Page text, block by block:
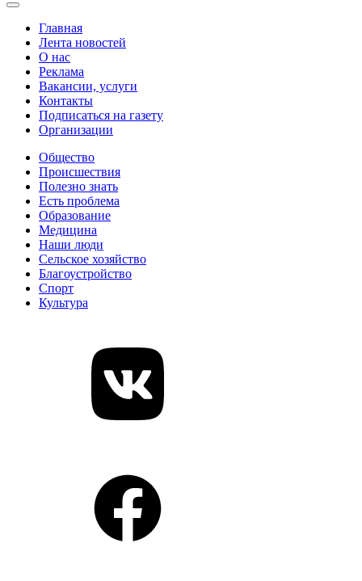
Главная
Лента новостей
О нас
Реклама
Вакансии, услуги
Контакты
Подписаться на газету
Организации
Общество
Происшествия
Полезно знать
Есть проблема
Образование
Медицина
Наши люди
Сельское хозяйство
Благоустройство
Спорт
Культура